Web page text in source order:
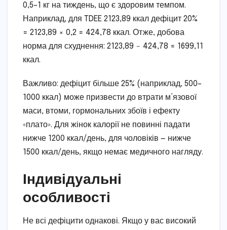
0,5–1 кг на тиждень, що є здоровим темпом.
Наприклад, для TDEE 2123,89 ккал дефіцит 20%
= 2123,89 × 0,2 = 424,78 ккал. Отже, добова
норма для схуднення: 2123,89 − 424,78 = 1699,11
ккал.
Важливо: дефіцит більше 25% (наприклад, 500–
1000 ккал) може призвести до втрати м’язової
маси, втоми, гормональних збоїв і ефекту
«плато». Для жінок калорії не повинні падати
нижче 1200 ккал/день, для чоловіків — нижче
1500 ккал/день, якщо немає медичного нагляду.
Індивідуальні
особливості
Не всі дефіцити однакові. Якщо у вас високий